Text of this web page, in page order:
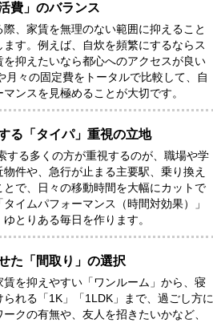
費」のバランス
、家賃を無理のない範囲に抑えること
す。例えば、自炊を頻繁にするならス
抑えたいなら都心へのアクセスが良い
月々の固定費をトータルで比較して、自
ンスを見極めることが大切です。
る「タイパ」重視の立地
する多くの方が重視するのが、職場や学
件や、急行が止まる主要駅、乗り換え
で、日々の移動時間を大幅にカットで
イムパフォーマンス（時間対効果）」
とりある毎日を作ります。
た「間取り」の選択
を抑えやすい「ワンルーム」から、寝
れる「1K」「1LDK」まで、過ごし方に
クの有無や、友人を招きたいかなど、